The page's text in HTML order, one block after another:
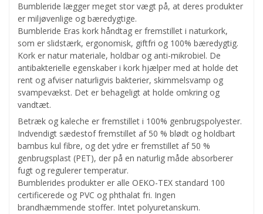
Bumbleride lægger meget stor vægt på, at deres produkter
er miljøvenlige og bæredygtige.
Bumbleride Eras kork håndtag er fremstillet i naturkork,
som er slidstærk, ergonomisk, giftfri og 100% bæredygtig.
Kork er natur materiale, holdbar og anti-mikrobiel. De
antibakterielle egenskaber i kork hjælper med at holde det
rent og afviser naturligvis bakterier, skimmelsvamp og
svampevækst. Det er behageligt at holde omkring og
vandtæt.
Betræk og kaleche er fremstillet i 100% genbrugspolyester.
Indvendigt sædestof fremstillet af 50 % blødt og holdbart
bambus kul fibre, og det ydre er fremstillet af 50 %
genbrugsplast (PET), der på en naturlig måde absorberer
fugt og regulerer temperatur.
Bumblerides produkter er alle OEKO-TEX standard 100
certificerede og PVC og phthalat fri. Ingen
brandhæmmende stoffer. Intet polyuretanskum.